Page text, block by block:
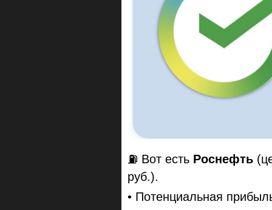
⛽️ Вот есть Роснефть
руб.).
• Потенциальная